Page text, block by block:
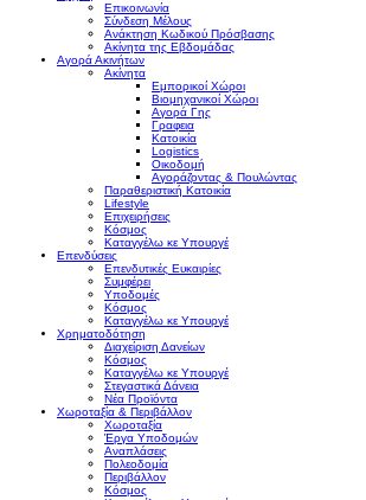
Επικοινωνία
Σύνδεση Μέλους
Ανάκτηση Κωδικού Πρόσβασης
Ακίνητα της Εβδομάδας
Αγορά Ακινήτων
Ακίνητα
Εμπορικοί Χώροι
Βιομηχανικοί Χώροι
Αγορά Γης
Γραφεια
Κατοικία
Logistics
Οικοδομή
Αγοράζοντας & Πουλώντας
Παραθεριστική Κατοικία
Lifestyle
Επιχειρήσεις
Κόσμος
Καταγγέλω κε Υπουργέ
Επενδύσεις
Επενδυτικές Ευκαιρίες
Συμφέρει
Υποδομές
Κόσμος
Καταγγέλω κε Υπουργέ
Χρηματοδότηση
Διαχείριση Δανείων
Κόσμος
Καταγγέλω κε Υπουργέ
Στεγαστικά Δάνεια
Νέα Προϊόντα
Χωροταξία & Περιβάλλον
Χωροταξία
Έργα Υποδομών
Αναπλάσεις
Πολεοδομία
Περιβάλλον
Κόσμος